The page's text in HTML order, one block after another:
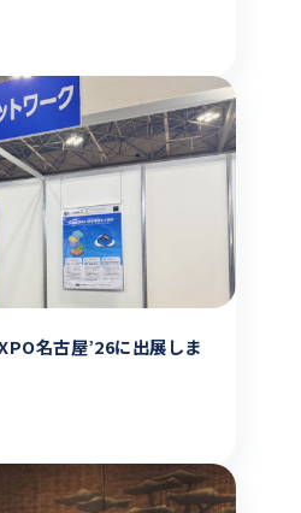
名古屋’26に出展しま